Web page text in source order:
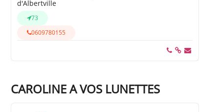
d'Albertville
73
0609780155
CAROLINE A VOS LUNETTES